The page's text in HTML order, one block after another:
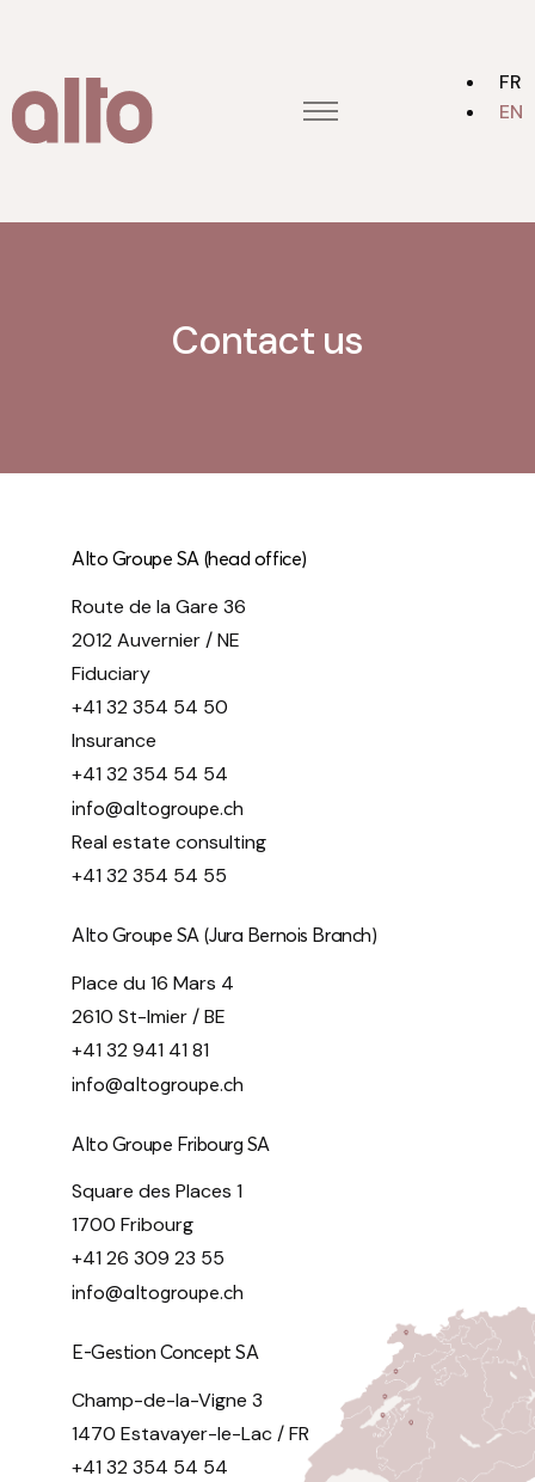
Home
Alto group
FR
EN
Contact us
Alto Groupe SA (head office)
Route de la Gare 36
2012 Auvernier / NE
Fiduciary
+41 32 354 54 50
Insurance
+41 32 354 54 54
info@altogroupe.ch
Real estate consulting
+41 32 354 54 55
Alto Groupe SA (Jura Bernois Branch)
Place du 16 Mars 4
2610 St-Imier / BE
+41 32 941 41 81
info@altogroupe.ch
Alto Groupe Fribourg SA
Square des Places 1
1700 Fribourg
+41 26 309 23 55
info@altogroupe.ch
E-Gestion Concept SA
Champ-de-la-Vigne 3
1470 Estavayer-le-Lac / FR
+41 32 354 54 54